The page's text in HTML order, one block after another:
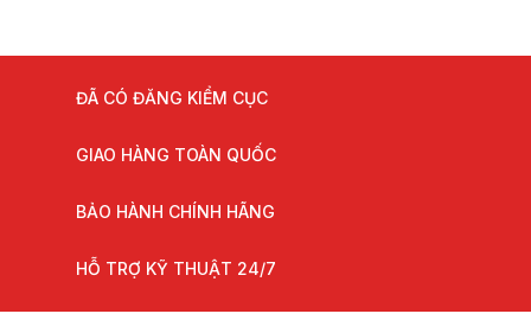
ĐÃ CÓ ĐĂNG KIỂM CỤC
GIAO HÀNG TOÀN QUỐC
BẢO HÀNH CHÍNH HÃNG
HỖ TRỢ KỸ THUẬT 24/7